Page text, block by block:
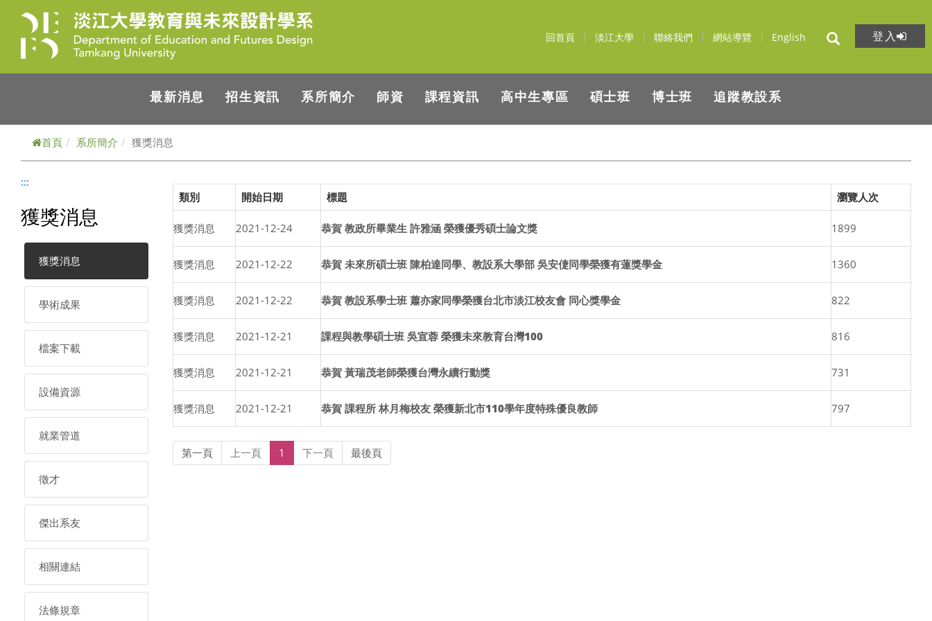
跳到主要內容
登入
回首頁 淡江大學 聯絡我們 網站導覽 English
最新消息 招生資訊 系所簡介 師資 課程資訊 高中生專區 碩士班 博士班 追蹤教設系
首頁 系所簡介 獲獎消息
:::
獲獎消息
獲獎消息
學術成果
檔案下載
設備資源
就業管道
徵才
傑出系友
相關連結
法條規章
類別 開始日期 標題 瀏覽人次
獲獎消息 2021-12-24 恭賀 教政所畢業生 許雅涵 榮獲優秀碩士論文獎 1899
獲獎消息 2021-12-22 恭賀 未來所碩士班 陳柏達同學、教設系大學部 吳安倢同學榮獲有蓮獎學金 1360
獲獎消息 2021-12-22 恭賀 教設系學士班 蕭亦家同學榮獲台北市淡江校友會 同心獎學金 822
獲獎消息 2021-12-21 課程與教學碩士班 吳宣蓉 榮獲未來教育台灣100 816
獲獎消息 2021-12-21 恭賀 黃瑞茂老師榮獲台灣永續行動獎 731
獲獎消息 2021-12-21 恭賀 課程所 林月梅校友 榮獲新北市110學年度特殊優良教師 797
第一頁 上一頁 1 下一頁 最後頁